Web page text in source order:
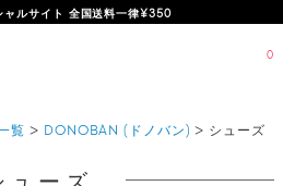
員登録特典 500ポイントプレゼント
0
覧 DONOBAN (ドノバン) シューズ
ューズ